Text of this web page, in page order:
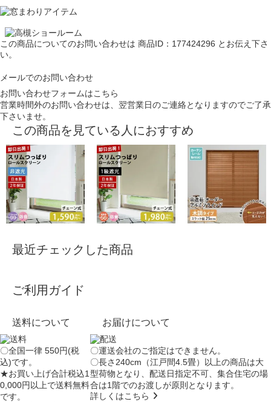
この商品についてのお問い合わせは 商品ID：177424296 とお伝え下さ
い。
メールでのお問い合わせ
お問い合わせフォームはこちら
営業時間外のお問い合わせは、翌営業日のご連絡となりますのでご了承
下さいませ。
この商品を見ている人におすすめ
最近チェックした商品
ご利用ガイド
送料について
〇全国一律 550円(税
込)です。
★お買い上げ合計税込1
0,000円以上で送料無料
です。
お届けについて
〇運送会社のご指定はできません。
〇長さ240cm（江戸間4.5畳）以上の商品は大
型荷物となり、配送日指定不可 、集合住宅の場
合は1階でのお渡しが原則となります。
詳しくはこちら